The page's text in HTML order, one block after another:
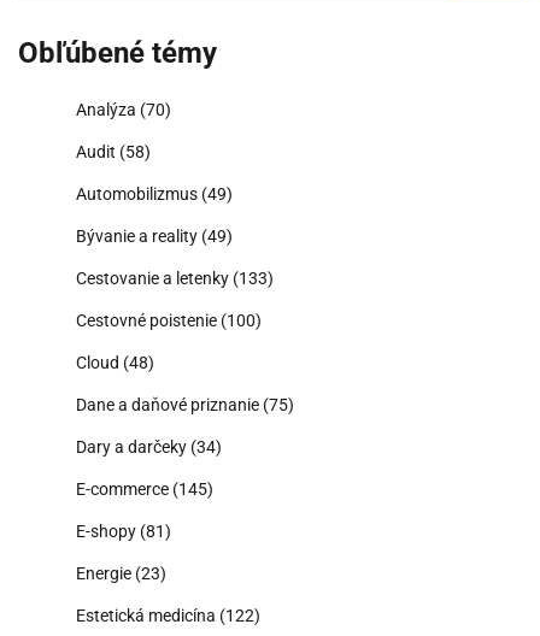
Obľúbené témy
Analýza (70)
Audit (58)
Automobilizmus (49)
Bývanie a reality (49)
Cestovanie a letenky (133)
Cestovné poistenie (100)
Cloud (48)
Dane a daňové priznanie (75)
Dary a darčeky (34)
E-commerce (145)
E-shopy (81)
Energie (23)
Estetická medicína (122)